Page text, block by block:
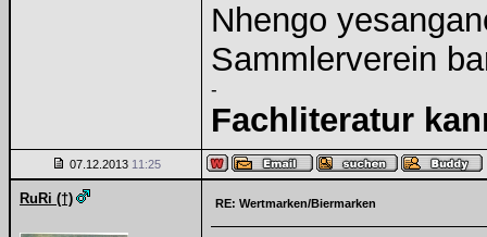
Nhengo
Sammlerverein
-
Fachliteratur
07.12.2013 11:25
RuRi (†) RE: Wertmarken/Biermarken